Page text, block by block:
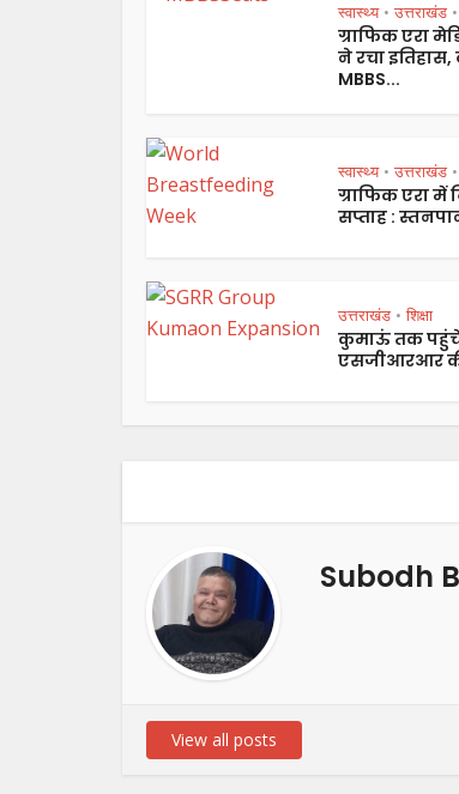
स्वास्थ्य • उत्तराखंड •
ग्राफिक एरा
ने रचा
MBBS...
स्वास्थ्य • उत्तराखंड •
ग्राफिक एरा में
सप्ताह :
उत्तराखंड • शिक्षा
कुमाऊं तक
एसजीआरआर
Subodh
View all posts